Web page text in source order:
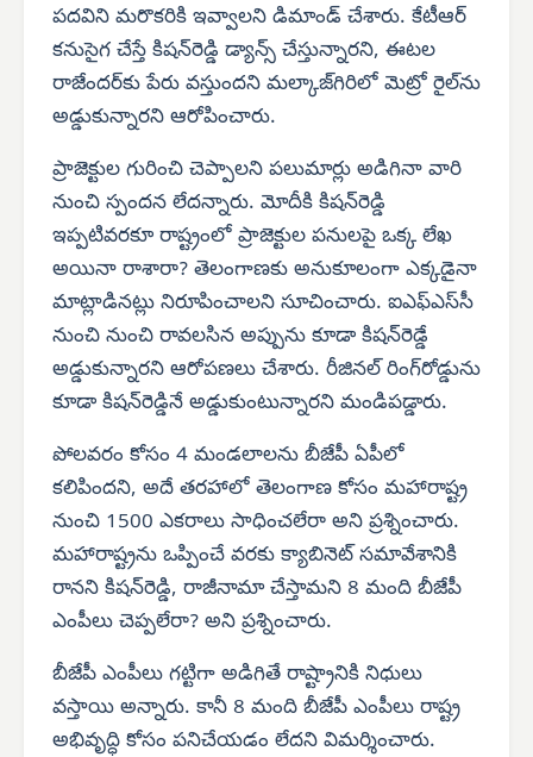
పదవిని మరొకరికి ఇవ్వాలని డిమాండ్ చేశారు. కేటీఆర్
కనుసైగ చేస్తే కిషన్‌రెడ్డి డ్యాన్స్ చేస్తున్నారని, ఈటల
రాజేందర్‌కు పేరు వస్తుందని మల్కాజ్‌గిరిలో మెట్రో రైల్‌ను
అడ్డుకున్నారని ఆరోపించారు.
ప్రాజెక్టుల గురించి చెప్పాలని పలుమార్లు అడిగినా వారి
నుంచి స్పందన లేదన్నారు. మోదీకి కిషన్‌రెడ్డి
ఇప్పటివరకూ రాష్ట్రంలో ప్రాజెక్టుల పనులపై ఒక్క లేఖ
అయినా రాశారా? తెలంగాణకు అనుకూలంగా ఎక్కడైనా
మాట్లాడినట్లు నిరూపించాలని సూచించారు. ఐఎఫ్‌ఎస్‌సీ
నుంచి నుంచి రావలసిన అప్పును కూడా కిషన్‌రెడ్డే
అడ్డుకున్నారని ఆరోపణలు చేశారు. రీజినల్ రింగ్‌రోడ్డును
కూడా కిషన్‌రెడ్డినే అడ్డుకుంటున్నారని మండిపడ్డారు.
పోలవరం కోసం 4 మండలాలను బీజేపీ ఏపీలో
కలిపిందని, అదే తరహాలో తెలంగాణ కోసం మహారాష్ట్ర
నుంచి 1500 ఎకరాలు సాధించలేరా అని ప్రశ్నించారు.
మహారాష్ట్రను ఒప్పించే వరకు క్యాబినెట్ సమావేశానికి
రానని కిషన్‌రెడ్డి, రాజీనామా చేస్తామని 8 మంది బీజేపీ
ఎంపీలు చెప్పలేరా? అని ప్రశ్నించారు.
బీజేపీ ఎంపీలు గట్టిగా అడిగితే రాష్ట్రానికి నిధులు
వస్తాయి అన్నారు. కానీ 8 మంది బీజేపీ ఎంపీలు రాష్ట్ర
అభివృద్ధి కోసం పనిచేయడం లేదని విమర్శించారు.